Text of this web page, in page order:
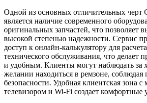
Одной из основных отличительных
является наличие современного
оригинальных запчастей, что позволяет
высокой степенью надежности. Сервис
доступ к онлайн-калькулятору для
технического обслуживания, что делает
и удобным. Клиенты могут наблюдать за
желании находиться в ремзоне, соблюдая
безопасности. Удобная клиентская зона
телевизором и Wi-Fi создает комфортные